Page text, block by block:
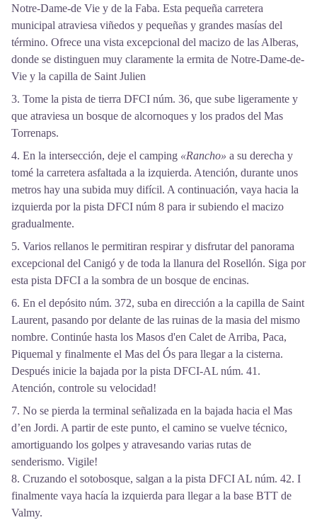
Notre-Dame-de Vie y de la Faba. Esta pequeña carretera
municipal atraviesa viñedos y pequeñas y grandes masías del
término. Ofrece una vista excepcional del macizo de las Alberas,
donde se distinguen muy claramente la ermita de Notre-Dame-de-
Vie y la capilla de Saint Julien
3. Tome la pista de tierra DFCI núm. 36, que sube ligeramente y
que atraviesa un bosque de alcornoques y los prados del Mas
Torrenaps.
4. En la intersección, deje el camping «Rancho» a su derecha y
tomé la carretera asfaltada a la izquierda. Atención, durante unos
metros hay una subida muy difícil. A continuación, vaya hacia la
izquierda por la pista DFCI núm 8 para ir subiendo el macizo
gradualmente.
5. Varios rellanos le permitiran respirar y disfrutar del panorama
excepcional del Canigó y de toda la llanura del Rosellón. Siga por
esta pista DFCI a la sombra de un bosque de encinas.
6. En el depósito núm. 372, suba en dirección a la capilla de Saint
Laurent, pasando por delante de las ruinas de la masia del mismo
nombre. Continúe hasta los Masos d'en Calet de Arriba, Paca,
Piquemal y finalmente el Mas del Ós para llegar a la cisterna.
Después inicie la bajada por la pista DFCI-AL núm. 41.
Atención, controle su velocidad!
7. No se pierda la terminal señalizada en la bajada hacia el Mas
d’en Jordi. A partir de este punto, el camino se vuelve técnico,
amortiguando los golpes y atravesando varias rutas de
senderismo. Vigile!
8. Cruzando el sotobosque, salgan a la pista DFCI AL núm. 42. I
finalmente vaya hacía la izquierda para llegar a la base BTT de
Valmy.